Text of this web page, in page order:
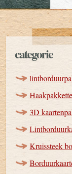
categorie
3D
Kruissteek